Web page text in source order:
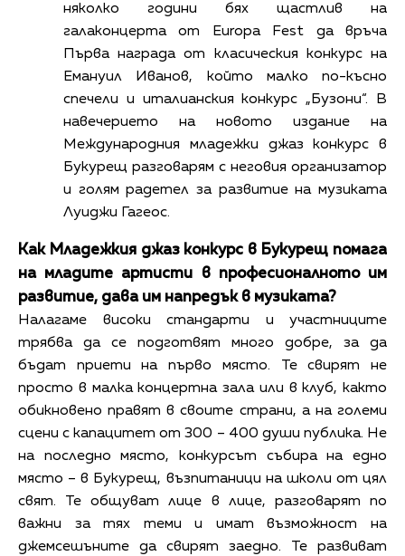
няколко години бях щастлив на
галаконцерта от Europa Fest да връча
Първа награда от класическия конкурс на
Емануил Иванов, който малко по-късно
спечели и италианския конкурс „Бузони“. В
навечерието на новото издание на
Международния младежки джаз конкурс в
Букурещ разговарям с неговия организатор
и голям радетел за развитие на музиката
Луиджи Гагеос.
Как Младежкия джаз конкурс в Букурещ помага
на младите артисти в професионалното им
развитие, дава им напредък в музиката?
Налагаме високи стандарти и участниците
трябва да се подготвят много добре, за да
бъдат приети на първо място. Те свирят не
просто в малка концертна зала или в клуб, както
обикновено правят в своите страни, а на големи
сцени с капацитет от 300 – 400 души публика. Не
на последно място, конкурсът събира на едно
място – в Букурещ, възпитаници на школи от цял
свят. Те общуват лице в лице, разговарят по
важни за тях теми и имат възможност на
джемсешъните да свирят заедно. Те развиват